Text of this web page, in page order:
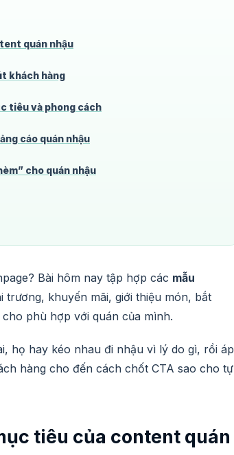
quán nhậu
khách hàng
tiêu và phong cách
cáo quán nhậu
cho quán nhậu
Bài hôm nay tập hợp các mẫu
khuyến mãi, giới thiệu món, bắt
phù hợp với quán của mình.
họ hay kéo nhau đi nhậu vì lý do gì, rồi áp
hàng cho đến cách chốt CTA sao cho tự
tiêu của content quán